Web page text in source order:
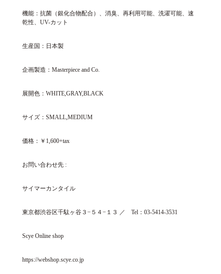
機能：抗菌（銀化合物配合）、消臭、再利用可能、洗濯可能、速
乾性、UV-カット
生産国：日本製
企画製造：Masterpiece and Co.
展開色：WHITE,GRAY,BLACK
サイズ：SMALL,MEDIUM
価格：￥1,600+tax
お問い合わせ先 :
サイマーカンタイル
東京都渋谷区千駄ヶ谷３−５４−１３ ／ Tel：03-5414-3531
Scye Online shop
https://webshop.scye.co.jp